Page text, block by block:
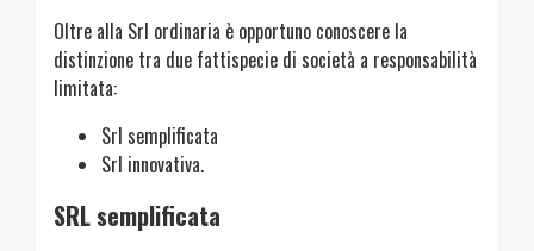
Oltre alla Srl ordinaria è opportuno conoscere la
distinzione tra due fattispecie di società a responsabilità
limitata:
Srl semplificata
Srl innovativa.
SRL semplificata